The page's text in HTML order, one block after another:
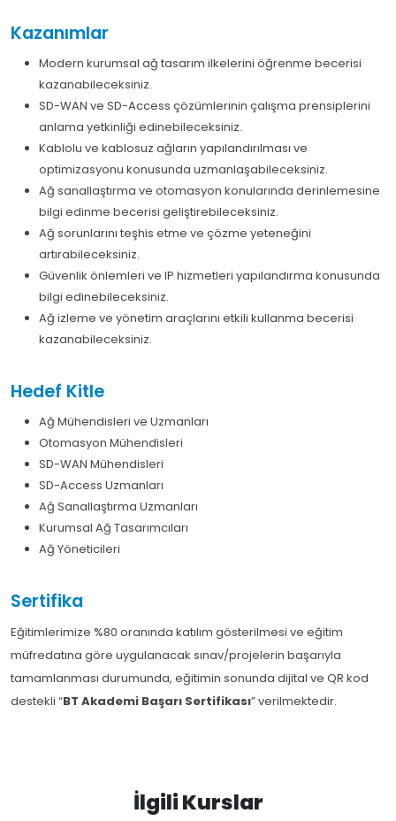
Kazanımlar
Modern kurumsal ağ tasarım ilkelerini öğrenme becerisi
kazanabileceksiniz.
SD-WAN ve SD-Access çözümlerinin çalışma prensiplerini
anlama yetkinliği edinebileceksiniz.
Kablolu ve kablosuz ağların yapılandırılması ve
optimizasyonu konusunda uzmanlaşabileceksiniz.
Ağ sanallaştırma ve otomasyon konularında derinlemesine
bilgi edinme becerisi geliştirebileceksiniz.
Ağ sorunlarını teşhis etme ve çözme yeteneğini
artırabileceksiniz.
Güvenlik önlemleri ve IP hizmetleri yapılandırma konusunda
bilgi edinebileceksiniz.
Ağ izleme ve yönetim araçlarını etkili kullanma becerisi
kazanabileceksiniz.
Hedef Kitle
Ağ Mühendisleri ve Uzmanları
Otomasyon Mühendisleri
SD-WAN Mühendisleri
SD-Access Uzmanları
Ağ Sanallaştırma Uzmanları
Kurumsal Ağ Tasarımcıları
Ağ Yöneticileri
Sertifika
Eğitimlerimize %80 oranında katılım gösterilmesi ve eğitim
müfredatına göre uygulanacak sınav/projelerin başarıyla
tamamlanması durumunda, eğitimin sonunda dijital ve QR kod
destekli “BT Akademi Başarı Sertifikası” verilmektedir.
İlgili Kurslar